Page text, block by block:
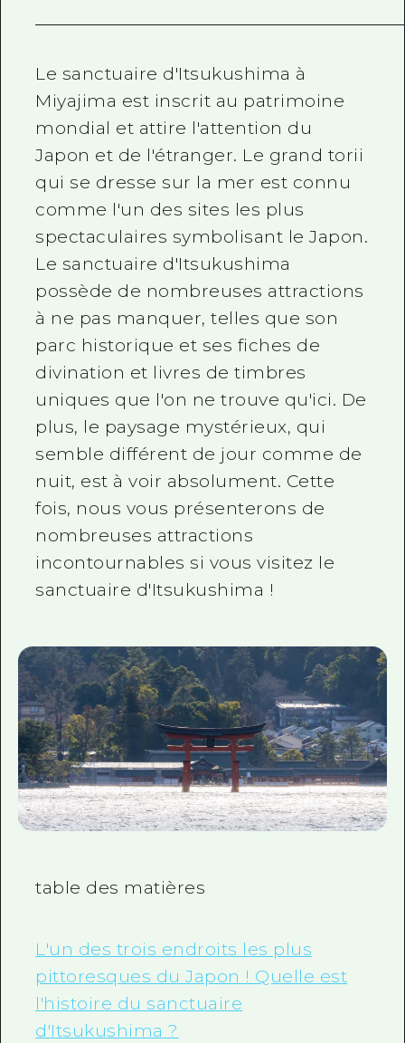
Guide bénévole
Vidéo d'Hiroshima
FAQ
Téléchargement de Photos
Informations sur le transport en
Brochure touristique
Le sanctuaire d'Itsukushima à
Miyajima est inscrit au patrimoine
mondial et attire l'attention du
Japon et de l'étranger. Le grand torii
qui se dresse sur la mer est connu
comme l'un des sites les plus
spectaculaires symbolisant le Japon.
Le sanctuaire d'Itsukushima
possède de nombreuses attractions
à ne pas manquer, telles que son
parc historique et ses fiches de
divination et livres de timbres
uniques que l'on ne trouve qu'ici. De
plus, le paysage mystérieux, qui
semble différent de jour comme de
nuit, est à voir absolument. Cette
fois, nous vous présenterons de
nombreuses attractions
incontournables si vous visitez le
sanctuaire d'Itsukushima !
table des matières
L'un des trois endroits les plus
pittoresques du Japon ! Quelle est
l'histoire du sanctuaire
d'Itsukushima ?